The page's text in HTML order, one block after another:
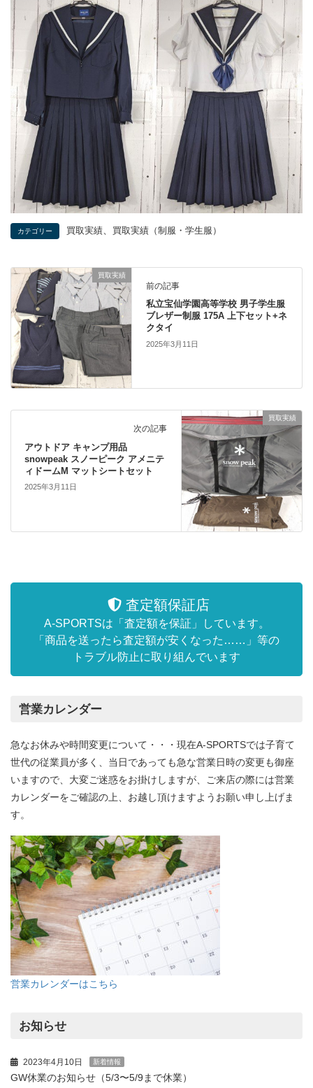
カテゴリー 買取実績 買取実績（制服・学生服）
買取実績
前の記事
私立宝仙学園高等学校 男子学生服
ブレザー制服 175A 上下セット+ネ
クタイ
2025年3月11日
買取実績
次の記事
アウトドア キャンプ用品
snowpeak スノーピーク アメニテ
ィドームM マットシートセット
2025年3月11日
査定額保証店
A-SPORTSは「査定額を保証」しています。
「商品を送ったら査定額が安くなった……」等の
トラブル防止に取り組んでいます
営業カレンダー
急なお休みや時間変更について・・・現在A-SPORTSでは子育て
世代の従業員が多く、当日であっても急な営業日時の変更も御座
いますので、大変ご迷惑をお掛けしますが、ご来店の際には営業
カレンダーをご確認の上、お越し頂けますようお願い申し上げま
す。
営業カレンダーはこちら
お知らせ
2023年4月10日 新着情報
GW休業のお知らせ（5/3〜5/9まで休業）